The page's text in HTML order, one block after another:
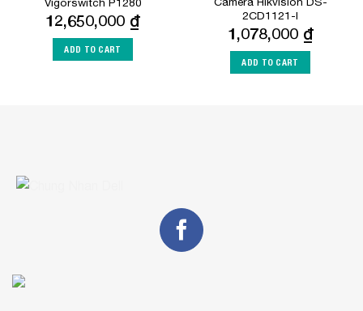
12,650,000 ₫
ADD TO CART
2CD1121-I
1,078,000 ₫
ADD TO CART